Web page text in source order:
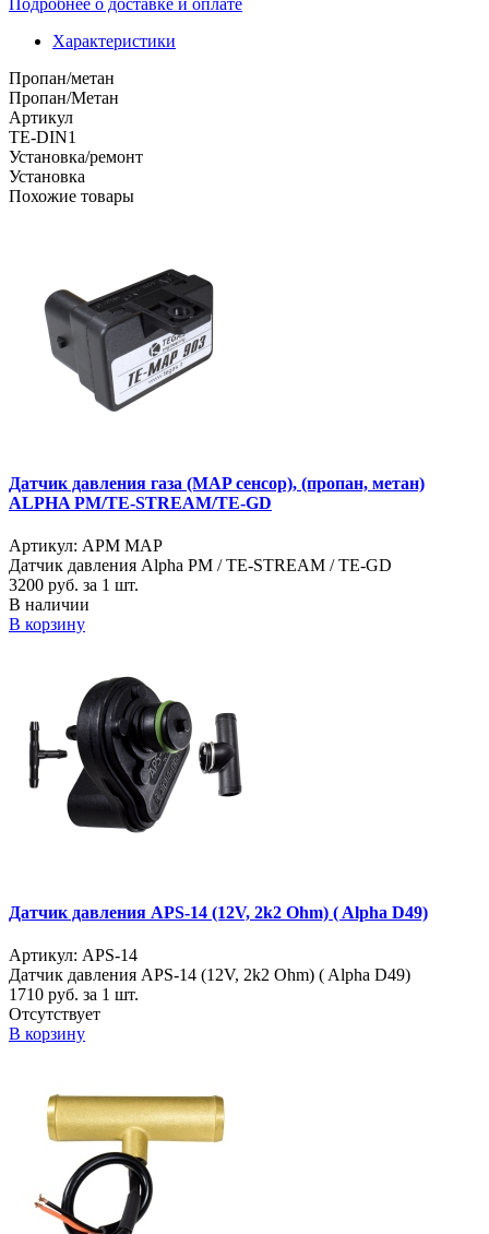
Характеристики
Пропан/метан
Пропан/Метан
Артикул
TE-DIN1
Установка/ремонт
Установка
Похожие товары
Датчик давления газа (MAP сенсор), (пропан, метан)
ALPHA PM/TE-STREAM/TE-GD
Артикул: APM MAP
Датчик давления Alpha PM / TE-STREAM / TE-GD
3200 руб. за 1 шт.
В наличии
В корзину
Датчик давления APS-14 (12V, 2k2 Ohm) ( Alpha D49)
Артикул: APS-14
Датчик давления APS-14 (12V, 2k2 Ohm) ( Alpha D49)
1710 руб. за 1 шт.
Отсутствует
В корзину